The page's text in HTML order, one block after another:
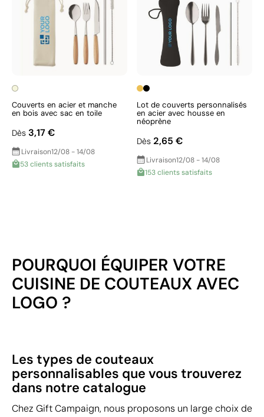
Couverts en acier et manche
en bois avec sac en toile
Dès 3,17 €
Livraison12/08 - 14/08
53 clients satisfaits
Lot de couverts personnalisés
en acier avec housse en
néoprène
Dès 2,65 €
Livraison12/08 - 14/08
153 clients satisfaits
POURQUOI ÉQUIPER VOTRE
CUISINE DE COUTEAUX AVEC
LOGO ?
Les types de couteaux
personnalisables que vous trouverez
dans notre catalogue
Chez Gift Campaign, nous proposons un large choix de